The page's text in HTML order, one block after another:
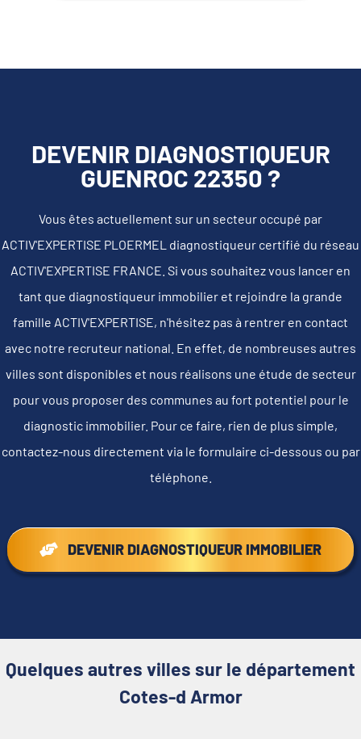
DEVENIR DIAGNOSTIQUEUR
GUENROC 22350 ?
Vous êtes actuellement sur un secteur occupé par
ACTIV'EXPERTISE PLOERMEL diagnostiqueur certifié du réseau
ACTIV'EXPERTISE FRANCE. Si vous souhaitez vous lancer en
tant que diagnostiqueur immobilier et rejoindre la grande
famille ACTIV'EXPERTISE, n'hésitez pas à rentrer en contact
avec notre recruteur national. En effet, de nombreuses autres
villes sont disponibles et nous réalisons une étude de secteur
pour vous proposer des communes au fort potentiel pour le
diagnostic immobilier. Pour ce faire, rien de plus simple,
contactez-nous directement via le formulaire ci-dessous ou par
téléphone.
DEVENIR DIAGNOSTIQUEUR IMMOBILIER
Quelques autres villes sur le département
Cotes-d Armor